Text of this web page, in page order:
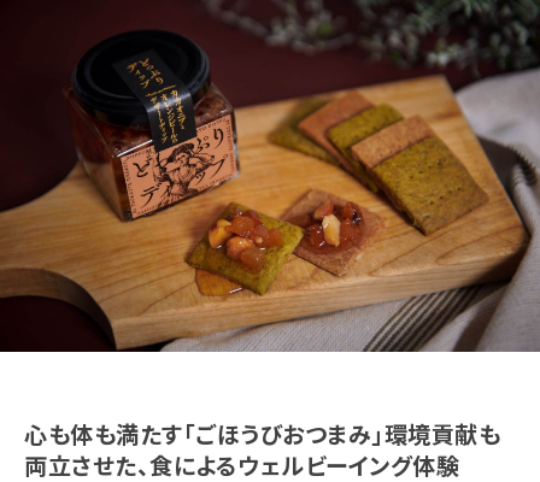
心も体も満たす「ごほうびおつまみ」環境貢献も
両立させた、食によるウェルビーイング体験